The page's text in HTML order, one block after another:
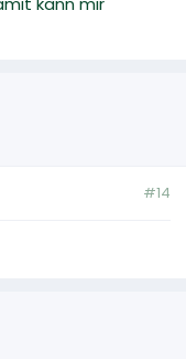
#14